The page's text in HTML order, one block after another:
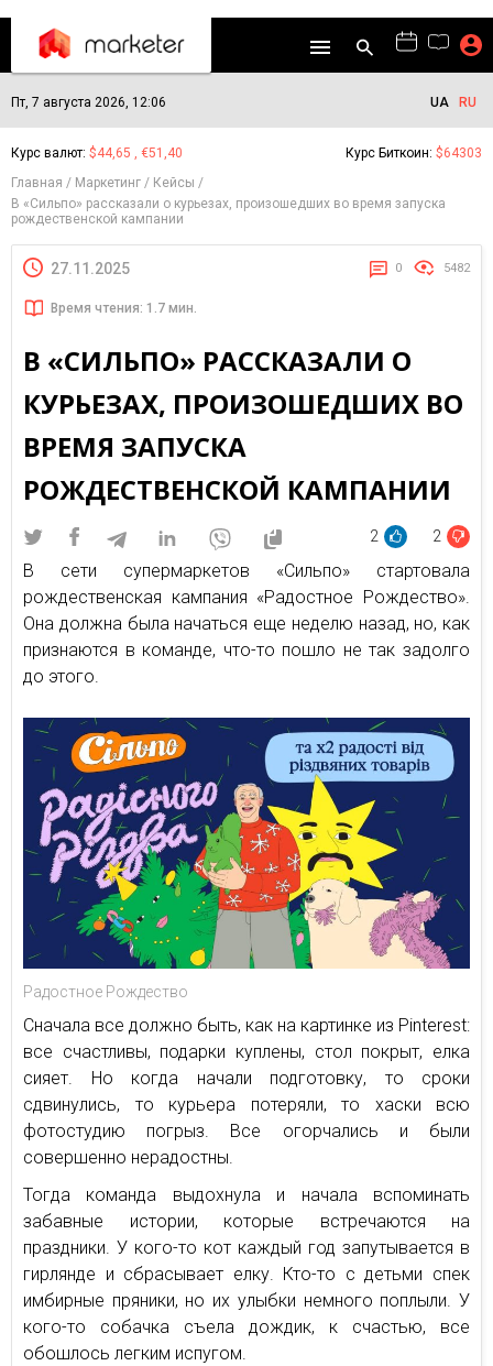
Пт, 7 августа 2026, 12:06 UA RU
Курс валют: $44,65 , €51,40 Курс Биткоин: $64303
Главная
Маркетинг
Кейсы
В «Сильпо» рассказали о курьезах, произошедших во время запуска
рождественской кампании
27.11.2025 0 5482
Время чтения: 1.7 мин.
В «СИЛЬПО» РАССКАЗАЛИ О
КУРЬЕЗАХ, ПРОИЗОШЕДШИХ ВО
ВРЕМЯ ЗАПУСКА
РОЖДЕСТВЕНСКОЙ КАМПАНИИ
2 2
В сети супермаркетов «Сильпо» стартовала
рождественская кампания «Радостное Рождество».
Она должна была начаться еще неделю назад, но, как
признаются в команде, что-то пошло не так задолго
до этого.
Радостное Рождество
Сначала все должно быть, как на картинке из Pinterest:
все счастливы, подарки куплены, стол покрыт, елка
сияет. Но когда начали подготовку, то сроки
сдвинулись, то курьера потеряли, то хаски всю
фотостудию погрыз. Все огорчались и были
совершенно нерадостны.
Тогда команда выдохнула и начала вспоминать
забавные истории, которые встречаются на
праздники. У кого-то кот каждый год запутывается в
гирлянде и сбрасывает елку. Кто-то с детьми спек
имбирные пряники, но их улыбки немного поплыли. У
кого-то собачка съела дождик, к счастью, все
обошлось легким испугом.